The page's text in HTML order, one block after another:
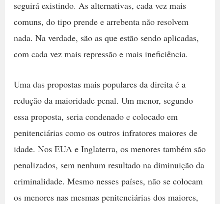
seguirá existindo. As alternativas, cada vez mais
comuns, do tipo prende e arrebenta não resolvem
nada. Na verdade, são as que estão sendo aplicadas,
com cada vez mais repressão e mais ineficiência.
Uma das propostas mais populares da direita é a
redução da maioridade penal. Um menor, segundo
essa proposta, seria condenado e colocado em
penitenciárias como os outros infratores maiores de
idade. Nos EUA e Inglaterra, os menores também são
penalizados, sem nenhum resultado na diminuição da
criminalidade. Mesmo nesses países, não se colocam
os menores nas mesmas penitenciárias dos maiores,